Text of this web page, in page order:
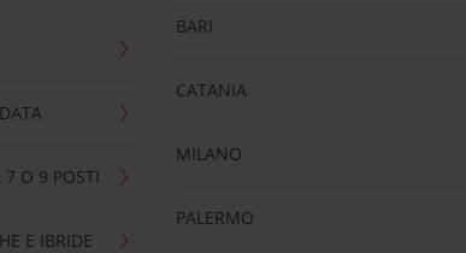
O 9 POSTI
E IBRIDE
BARI
CATANIA
MILANO
PALERMO